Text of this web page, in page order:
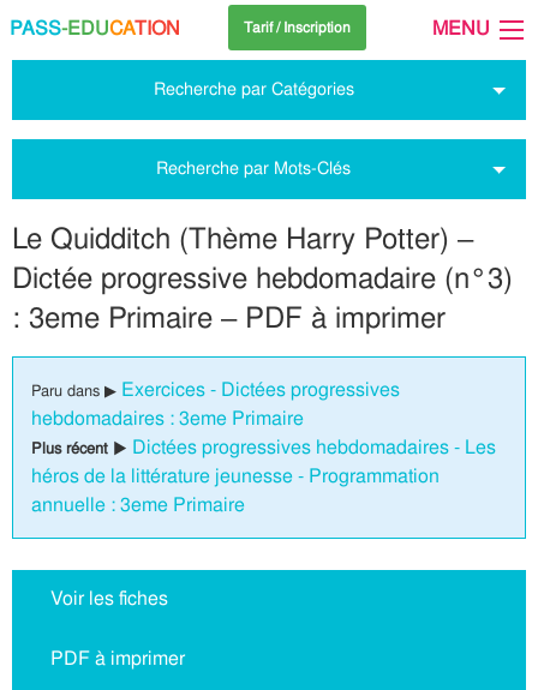
PASS-EDUCATION Tarif / Inscription MENU
Recherche par Catégories
Recherche par Mots-Clés
Le Quidditch (Thème Harry Potter) –
Dictée progressive hebdomadaire (n°3)
: 3eme Primaire – PDF à imprimer
Paru dans ▶ Exercices - Dictées progressives
hebdomadaires : 3eme Primaire
Plus récent ▶ Dictées progressives hebdomadaires - Les
héros de la littérature jeunesse - Programmation
annuelle : 3eme Primaire
Voir les fiches
PDF à imprimer